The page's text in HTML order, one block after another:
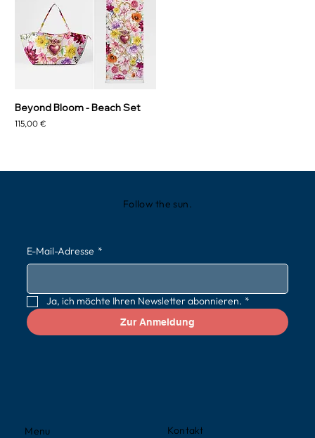
Beyond Bloom - Beach Set
Preis
115,00 €
Kontakt
Menu
Follow the sun.
E-Mail-Adresse *
Ja, ich möchte Ihren Newsletter abonnieren. *
Zur Anmeldung